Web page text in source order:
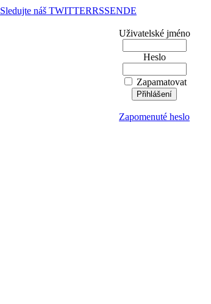
Sledujte náš TWITTERRSSENDE
Uživatelské jméno
Heslo
Zapamatovat
Zapomenuté heslo